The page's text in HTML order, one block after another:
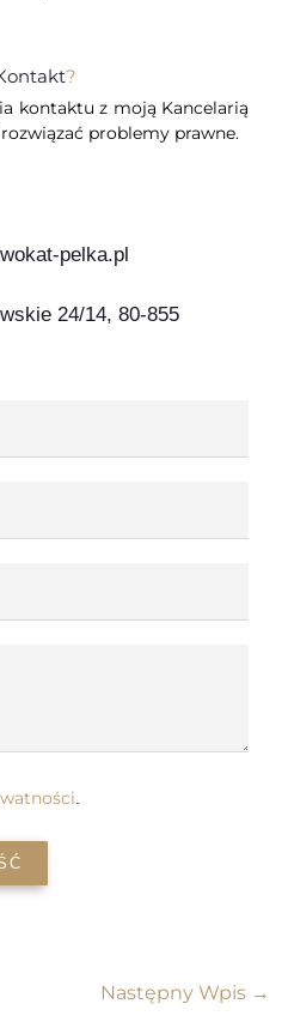
?
kontaktu z moją Kancelarią
problemy prawne.
pelka.pl
24/14, 80-855
Następny Wpis →